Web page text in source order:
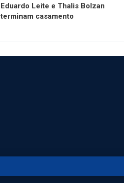
Eduardo Leite e Thalis Bolzan
terminam casamento